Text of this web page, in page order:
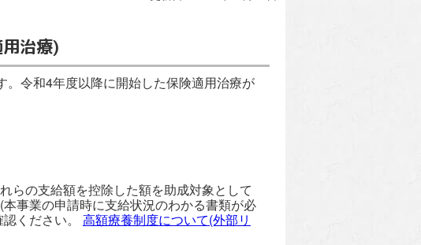
治療)
令和4年度以降に開始した保険適用治療が
らの支給額を控除した額を助成対象として
事業の申請時に支給状況のわかる書類が必
ください。 高額療養制度について(外部リ